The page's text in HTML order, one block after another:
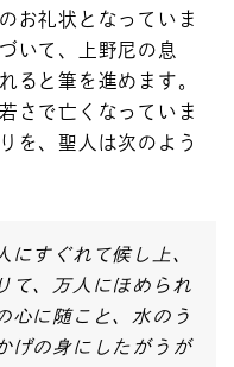
お礼状となっていま
いて、上野尼の息
ると筆を進めます。
さで亡くなっていま
を、聖人は次のよう
にすぐれて候し上、
て、万人にほめられ
心に随こと、水のう
げの身にしたがうが